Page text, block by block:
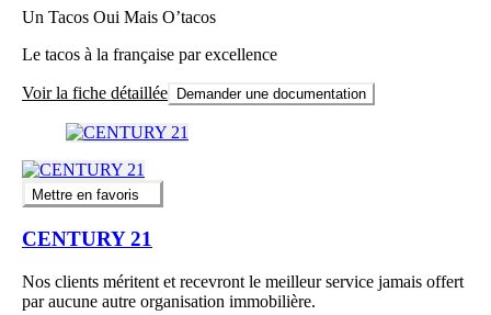
Un Tacos Oui Mais O’tacos
Le tacos à la française par excellence
Voir la fiche détaillée Demander une documentation
Mettre en favoris
CENTURY 21
Nos clients méritent et recevront le meilleur service jamais offert
par aucune autre organisation immobilière.